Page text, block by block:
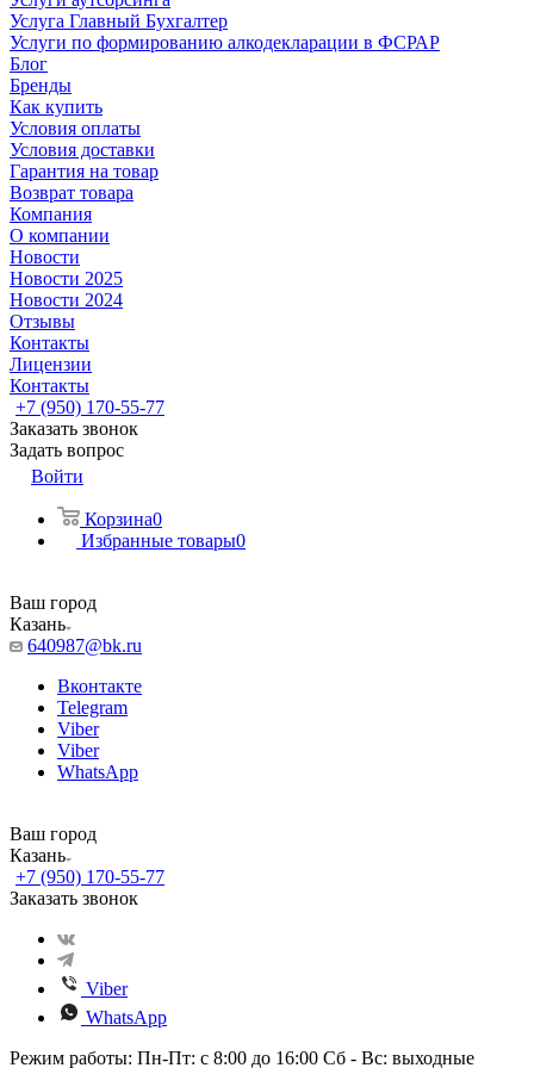
Услуга Главный Бухгалтер
Услуги по формированию алкодекларации в ФСРАР
Блог
Бренды
Как купить
Условия оплаты
Условия доставки
Гарантия на товар
Возврат товара
Компания
О компании
Новости
Новости 2025
Новости 2024
Отзывы
Контакты
Лицензии
Контакты
+7 (950) 170-55-77
Заказать звонок
Задать вопрос
Войти
Корзина0
Избранные товары0
Ваш город
Казань
640987@bk.ru
Вконтакте
Telegram
Viber
Viber
WhatsApp
Ваш город
Казань
+7 (950) 170-55-77
Заказать звонок
Viber
WhatsApp
Режим работы: Пн-Пт: с 8:00 до 16:00 Сб - Вс: выходные